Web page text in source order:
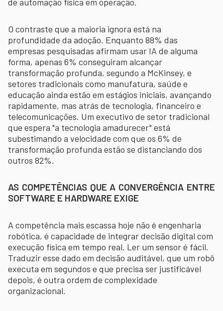
O contraste que a maioria ignora está na
profundidade da adoção. Enquanto 88% das
empresas pesquisadas afirmam usar IA de alguma
forma, apenas 6% conseguiram alcançar
transformação profunda, segundo a McKinsey, e
setores tradicionais como manufatura, saúde e
educação ainda estão em estágios iniciais, avançando
rapidamente, mas atrás de tecnologia, financeiro e
telecomunicações. Um executivo de setor tradicional
que espera "a tecnologia amadurecer" está
subestimando a velocidade com que os 6% de
transformação profunda estão se distanciando dos
outros 82%.
AS COMPETÊNCIAS QUE A CONVERGÊNCIA ENTRE
SOFTWARE E HARDWARE EXIGE
A competência mais escassa hoje não é engenharia
robótica, é capacidade de integrar decisão digital com
execução física em tempo real. Ler um sensor é fácil.
Traduzir esse dado em decisão auditável, que um robô
executa em segundos e que precisa ser justificável
depois, é outra ordem de complexidade
organizacional.